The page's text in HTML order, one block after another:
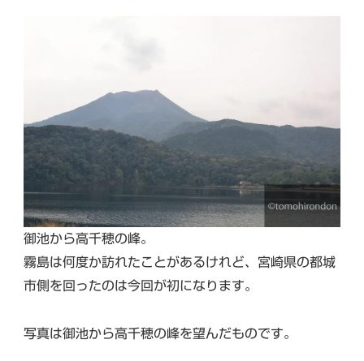
御池から高千穂の峰。
霧島は何度か訪れたことがあるけれど、宮崎県の都城
市側を回ったのは今回が初になります。
写真は御池から高千穂の峰を望んだものです。